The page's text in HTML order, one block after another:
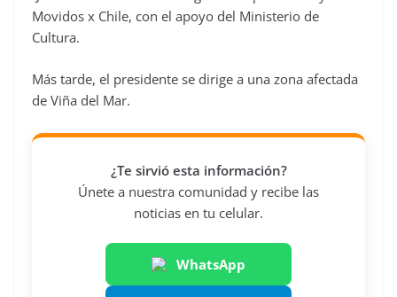
Movidos x Chile, con el apoyo del Ministerio de
Cultura.
Más tarde, el presidente se dirige a una zona afectada
de Viña del Mar.
¿Te sirvió esta información?
Únete a nuestra comunidad y recibe las
noticias en tu celular.
WhatsApp